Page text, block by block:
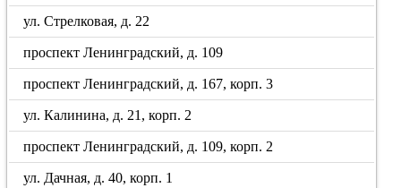
ул. Стрелковая, д. 22
проспект Ленинградский, д. 109
проспект Ленинградский, д. 167, корп. 3
ул. Калинина, д. 21, корп. 2
проспект Ленинградский, д. 109, корп. 2
ул. Дачная, д. 40, корп. 1